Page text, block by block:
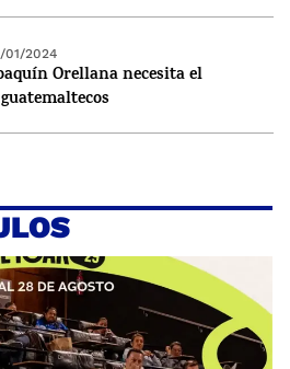
01/2024
Orellana necesita el